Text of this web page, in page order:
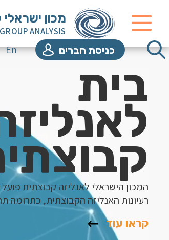
מכון
ANALYSIS
כניסת חברים En
בית
המכון הישראלי לאנליזה קבוצתית
רעיונות האנליזה הקבוצתית, כתרומה
קראו עוד